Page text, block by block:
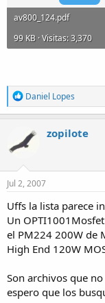
av800_124.pdf
99 KB · Visitas: 3,370
R
e
a
t
i
n
s
Daniel Lopes
zopilote
Jul 2, 2007
Uffs la lista parece
Un
el PM224 200W de
High End 120W
Son archivos que
espero que los